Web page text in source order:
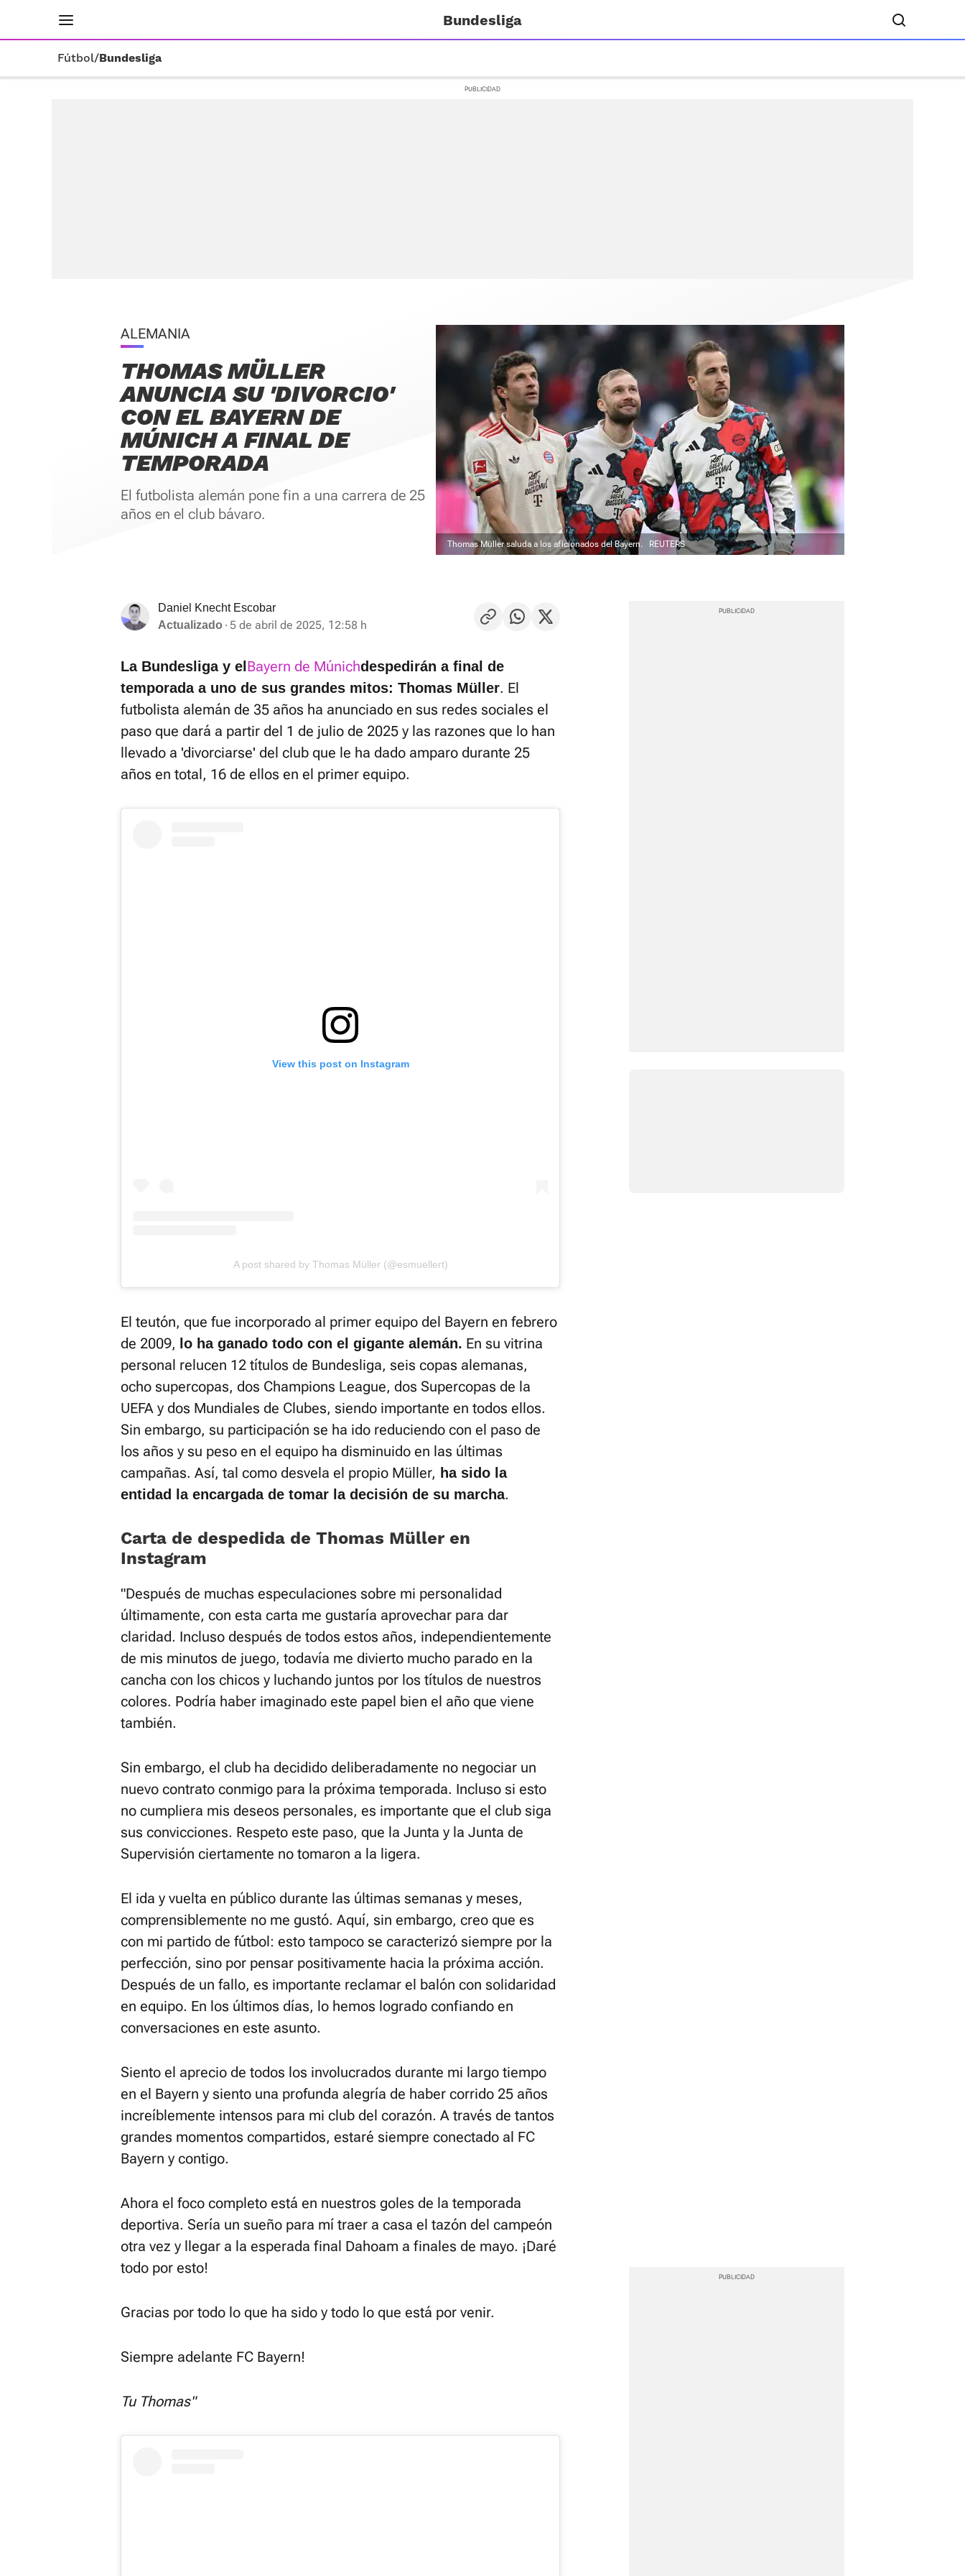
Bundesliga
Fútbol/Bundesliga
ALEMANIA
THOMAS MÜLLER
ANUNCIA SU 'DIVORCIO'
CON EL BAYERN DE
MÚNICH A FINAL DE
TEMPORADA
El futbolista alemán pone fin a una carrera de 25
años en el club bávaro.
Thomas Müller saluda a los aficionados del Bayern. REUTERS
Daniel Knecht Escobar
Actualizado
5 de abril de 2025, 12:58 h
La Bundesliga y el Bayern de Múnichdespedirán a final de
temporada a uno de sus grandes mitos: Thomas Müller. El
futbolista alemán de 35 años ha anunciado en sus redes sociales el
paso que dará a partir del 1 de julio de 2025 y las razones que lo han
llevado a 'divorciarse' del club que le ha dado amparo durante 25
años en total, 16 de ellos en el primer equipo.
View this post on Instagram
A post shared by Thomas Müller (@esmuellert)
El teutón, que fue incorporado al primer equipo del Bayern en febrero
de 2009, lo ha ganado todo con el gigante alemán. En su vitrina
personal relucen 12 títulos de Bundesliga, seis copas alemanas,
ocho supercopas, dos Champions League, dos Supercopas de la
UEFA y dos Mundiales de Clubes, siendo importante en todos ellos.
Sin embargo, su participación se ha ido reduciendo con el paso de
los años y su peso en el equipo ha disminuido en las últimas
campañas. Así, tal como desvela el propio Müller, ha sido la
entidad la encargada de tomar la decisión de su marcha.
Carta de despedida de Thomas Müller en
Instagram
"Después de muchas especulaciones sobre mi personalidad
últimamente, con esta carta me gustaría aprovechar para dar
claridad. Incluso después de todos estos años, independientemente
de mis minutos de juego, todavía me divierto mucho parado en la
cancha con los chicos y luchando juntos por los títulos de nuestros
colores. Podría haber imaginado este papel bien el año que viene
también.
Sin embargo, el club ha decidido deliberadamente no negociar un
nuevo contrato conmigo para la próxima temporada. Incluso si esto
no cumpliera mis deseos personales, es importante que el club siga
sus convicciones. Respeto este paso, que la Junta y la Junta de
Supervisión ciertamente no tomaron a la ligera.
El ida y vuelta en público durante las últimas semanas y meses,
comprensiblemente no me gustó. Aquí, sin embargo, creo que es
con mi partido de fútbol: esto tampoco se caracterizó siempre por la
perfección, sino por pensar positivamente hacia la próxima acción.
Después de un fallo, es importante reclamar el balón con solidaridad
en equipo. En los últimos días, lo hemos logrado confiando en
conversaciones en este asunto.
Siento el aprecio de todos los involucrados durante mi largo tiempo
en el Bayern y siento una profunda alegría de haber corrido 25 años
increíblemente intensos para mi club del corazón. A través de tantos
grandes momentos compartidos, estaré siempre conectado al FC
Bayern y contigo.
Ahora el foco completo está en nuestros goles de la temporada
deportiva. Sería un sueño para mí traer a casa el tazón del campeón
otra vez y llegar a la esperada final Dahoam a finales de mayo. ¡Daré
todo por esto!
Gracias por todo lo que ha sido y todo lo que está por venir.
Siempre adelante FC Bayern!
Tu Thomas"